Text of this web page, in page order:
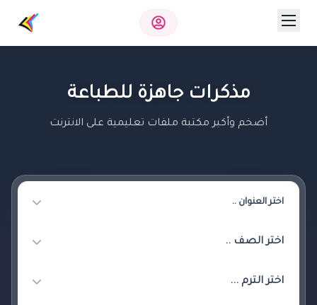
مذكرات جاهزة للطباعة
أضخم وأكبر مكتبة ملفات تعليمية على الانترنت